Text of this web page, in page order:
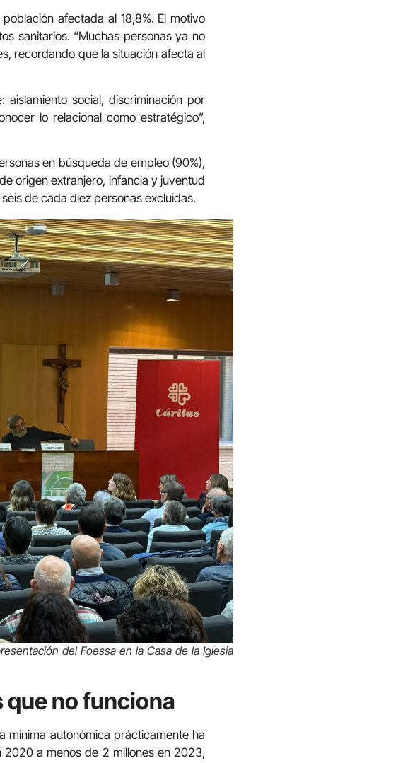
afectada al 18,8%. El motivo
sanitarios. “Muchas personas ya no
recordando que la situación afecta al
social, discriminación por
lo relacional como estratégico”,
en búsqueda de empleo (90%),
origen extranjero, infancia y juventud
de cada diez personas excluidas.
del Foessa en la Casa de la Iglesia
que no funciona
mínima autonómica prácticamente ha
a menos de 2 millones en 2023,